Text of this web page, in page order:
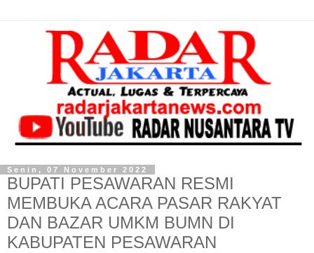
Senin, 07 November 2022
BUPATI PESAWARAN RESMI
MEMBUKA ACARA PASAR RAKYAT
DAN BAZAR UMKM BUMN DI
KABUPATEN PESAWARAN